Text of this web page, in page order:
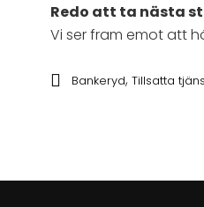
Redo att ta nästa
Vi ser fram emot att
Bankeryd, Tillsatta